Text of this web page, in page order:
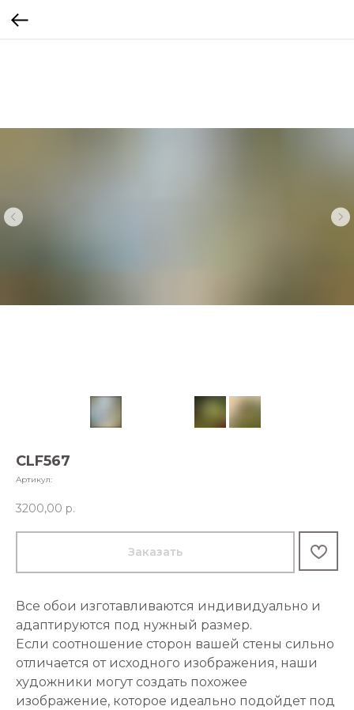
CLF567
Артикул:
3200,00 р.
Заказать
Все обои изготавливаются индивидуально и
адаптируются под нужный размер.
Если соотношение сторон вашей стены сильно
отличается от исходного изображения, наши
художники могут создать похожее
изображение, которое идеально подойдет под